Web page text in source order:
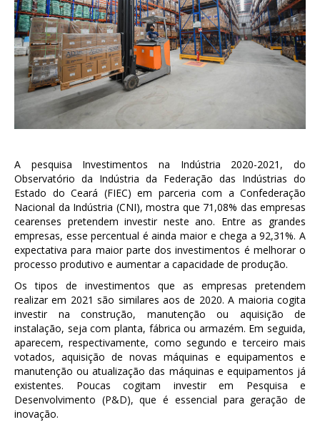
A pesquisa Investimentos na Indústria 2020-2021, do
Observatório da Indústria da Federação das Indústrias do
Estado do Ceará (FIEC) em parceria com a Confederação
Nacional da Indústria (CNI), mostra que 71,08% das empresas
cearenses pretendem investir neste ano. Entre as grandes
empresas, esse percentual é ainda maior e chega a 92,31%. A
expectativa para maior parte dos investimentos é melhorar o
processo produtivo e aumentar a capacidade de produção.
Os tipos de investimentos que as empresas pretendem
realizar em 2021 são similares aos de 2020. A maioria cogita
investir na construção, manutenção ou aquisição de
instalação, seja com planta, fábrica ou armazém. Em seguida,
aparecem, respectivamente, como segundo e terceiro mais
votados, aquisição de novas máquinas e equipamentos e
manutenção ou atualização das máquinas e equipamentos já
existentes. Poucas cogitam investir em Pesquisa e
Desenvolvimento (P&D), que é essencial para geração de
inovação.